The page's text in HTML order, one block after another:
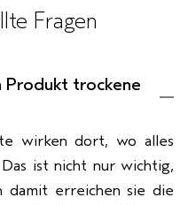
Fragen
Produkt trockene
wirken dort, wo alles
ist nicht nur wichtig,
damit erreichen sie die